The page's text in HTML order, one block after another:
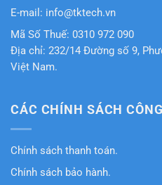
E-mail: info@tktech.vn
Mã Số Thuế: 0310 972 090
Địa chỉ: 232/14 Đường số 9,
Việt Nam.
CÁC CHÍNH SÁCH
Chính sách thanh toán.
Chính sách bảo hành.